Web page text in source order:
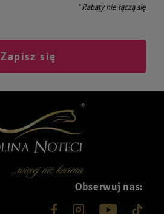
* Rabaty nie łączą się
Zapisz się
Obserwuj nas: